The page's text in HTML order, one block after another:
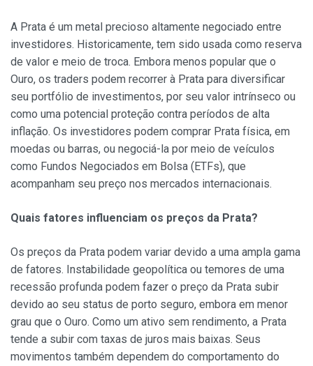
A Prata é um metal precioso altamente negociado entre
investidores. Historicamente, tem sido usada como reserva
de valor e meio de troca. Embora menos popular que o
Ouro, os traders podem recorrer à Prata para diversificar
seu portfólio de investimentos, por seu valor intrínseco ou
como uma potencial proteção contra períodos de alta
inflação. Os investidores podem comprar Prata física, em
moedas ou barras, ou negociá-la por meio de veículos
como Fundos Negociados em Bolsa (ETFs), que
acompanham seu preço nos mercados internacionais.
Quais fatores influenciam os preços da Prata?
Os preços da Prata podem variar devido a uma ampla gama
de fatores. Instabilidade geopolítica ou temores de uma
recessão profunda podem fazer o preço da Prata subir
devido ao seu status de porto seguro, embora em menor
grau que o Ouro. Como um ativo sem rendimento, a Prata
tende a subir com taxas de juros mais baixas. Seus
movimentos também dependem do comportamento do